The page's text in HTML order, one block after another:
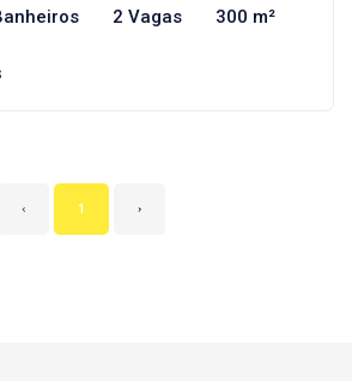
2 Vagas 300 m²
‹ 1 ›